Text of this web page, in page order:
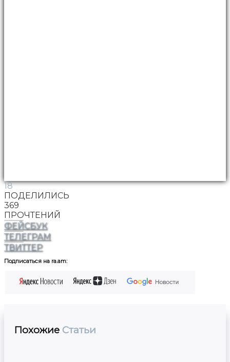
18
ПОДЕЛИЛИСЬ
369
ПРОЧТЕНИЙ
ФЕЙСБУК
ТЕЛЕГРАМ
ТВИТТЕР
Подписаться на ra.am:
Похожие Статьи